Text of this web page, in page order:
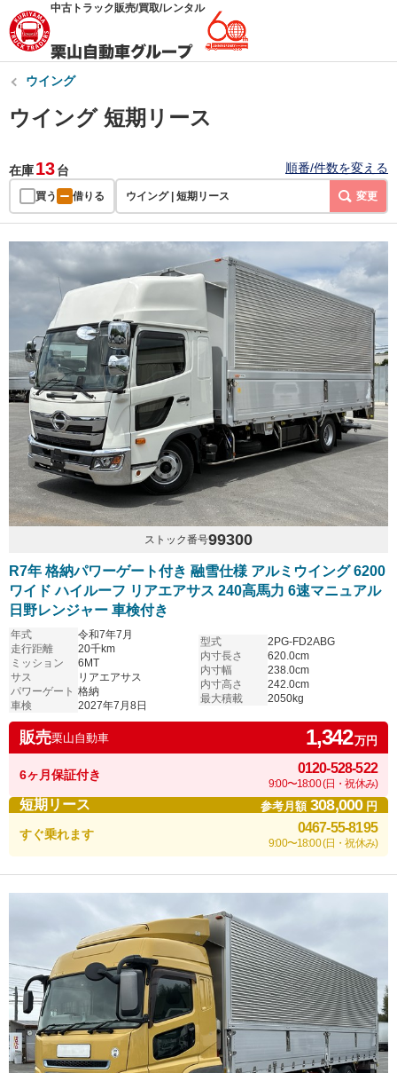
中古トラック販売/買取/レンタル
ウイング
ウイング 短期リース
在庫13台 順番/件数を変える
買う 借りる ウイング | 短期リース 変更
ストック番号99300
R7年 格納パワーゲート付き 融雪仕様 アルミウイング 6200
ワイド ハイルーフ リアエアサス 240高馬力 6速マニュアル
日野レンジャー 車検付き
年式
令和7年7月
走行距離
20千km
ミッション
6MT
サス
リアエアサス
パワーゲート 格納
車検
2027年7月8日
型式
2PG-FD2ABG
内寸長さ
620.0cm
内寸幅
238.0cm
内寸高さ
242.0cm
最大積載
2050kg
販売栗山自動車 1,342万円
6ヶ月保証付き 0120-528-522
9:00〜18:00 (日・祝休み)
短期リース 参考月額308,000円
すぐ乗れます 0467-55-8195
9:00〜18:00 (日・祝休み)